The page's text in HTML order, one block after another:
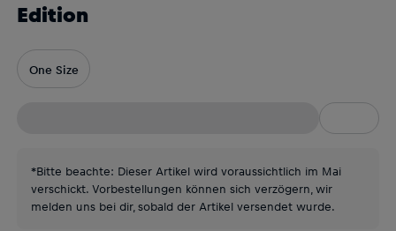
Edition
One Size
*Bitte beachte: Dieser Artikel wird voraussichtlich im Mai
verschickt. Vorbestellungen können sich verzögern, wir
melden uns bei dir, sobald der Artikel versendet wurde.